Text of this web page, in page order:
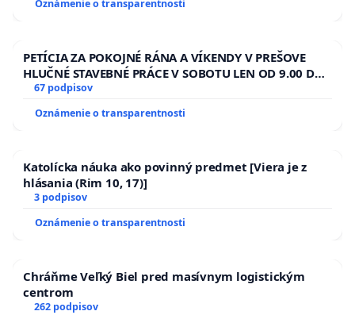
Oznámenie o transparentnosti
PETÍCIA ZA POKOJNÉ RÁNA A VÍKENDY V PREŠOVE
HLUČNÉ STAVEBNÉ PRÁCE V SOBOTU LEN OD 9.00 DO
13.00 HOD., CEZ PRACOVNÝ TÝŽDEŇ CIEĽ 8.00 – 18.00
HOD. A PRAVIDELNÁ KONTROLA STAVBY C-AREA NA
ĎUMBIERSKEJ/MAGU
67 podpisov
Oznámenie o transparentnosti
Katolícka náuka ako povinný predmet [Viera je z
hlásania (Rim 10, 17)]
3 podpisov
Oznámenie o transparentnosti
Chráňme Veľký Biel pred masívnym logistickým
centrom
262 podpisov